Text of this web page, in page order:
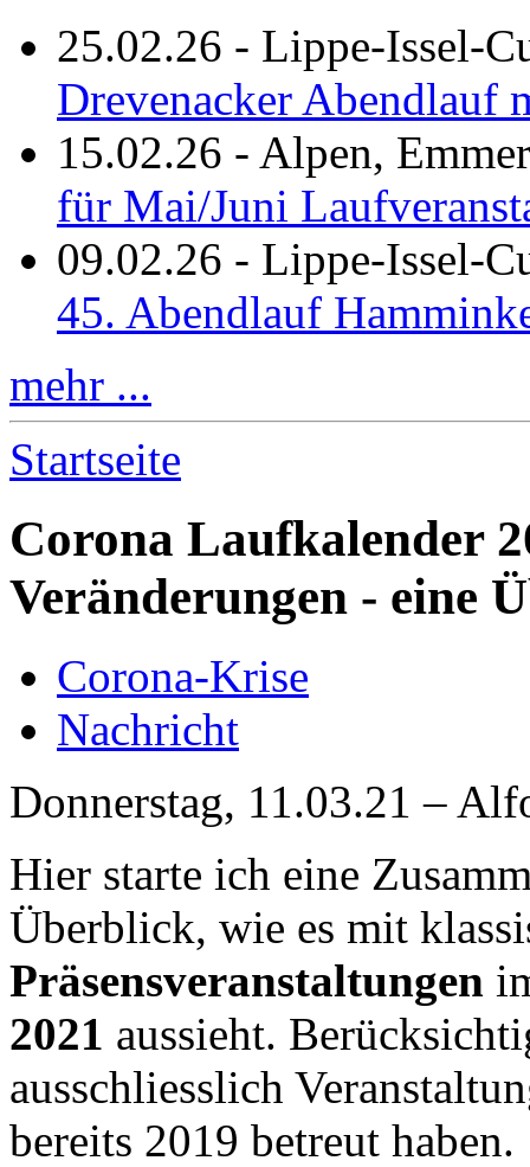
25.02.26 - Lippe-Issel-
Drevenacker Abendlauf
15.02.26 - Alpen,
für Mai/Juni
09.02.26 - Lippe-Issel-
45. Abendlauf
mehr ...
Startseite
Corona Laufkalender
Veränderungen - eine
Corona-Krise
Nachricht
Donnerstag, 11.03.21 –
Hier starte ich eine
Überblick, wie es mit
Präsensveranstaltungen
2021 aussieht.
ausschliesslich
bereits 2019 betreut haben.